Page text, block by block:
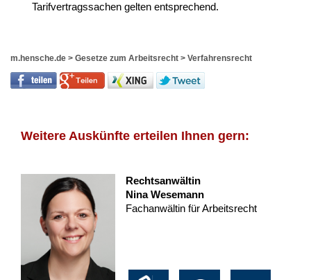
Tarifvertragssachen gelten entsprechend.
m.hensche.de > Gesetze zum Arbeitsrecht > Verfahrensrecht
Weitere Auskünfte erteilen Ihnen gern:
Rechtsanwältin
Nina Wesemann
Fachanwältin für Arbeitsrecht